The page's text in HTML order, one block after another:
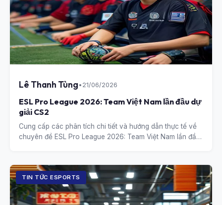
Lê Thanh Tùng • 21/06/2026
ESL Pro League 2026: Team Việt Nam lần đầu dự
giải CS2
Cung cấp các phân tích chi tiết và hướng dẫn thực tế về
chuyên đề ESL Pro League 2026: Team Việt Nam lần đầu
TIN TỨC ESPORTS